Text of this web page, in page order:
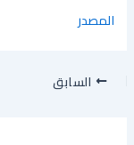
المصدر
السابق